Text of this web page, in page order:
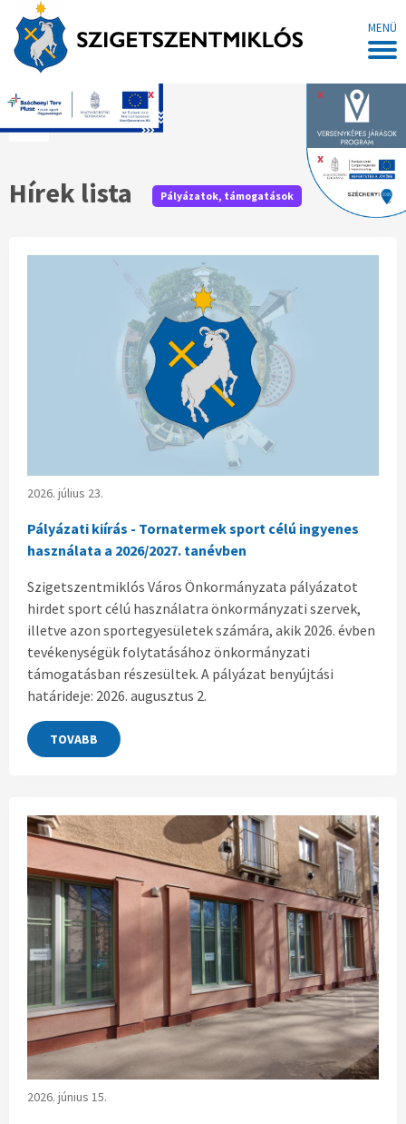
MENÜ
x
x
x
Főoldal
Hírek lista Pályázatok, támogatások
2026. július 23.
Pályázati kiírás - Tornatermek sport célú ingyenes
használata a 2026/2027. tanévben
Szigetszentmiklós Város Önkormányzata pályázatot
hirdet sport célú használatra önkormányzati szervek,
illetve azon sportegyesületek számára, akik 2026. évben
tevékenységük folytatásához önkormányzati
támogatásban részesültek. A pályázat benyújtási
határideje: 2026. augusztus 2.
TOVABB
2026. június 15.